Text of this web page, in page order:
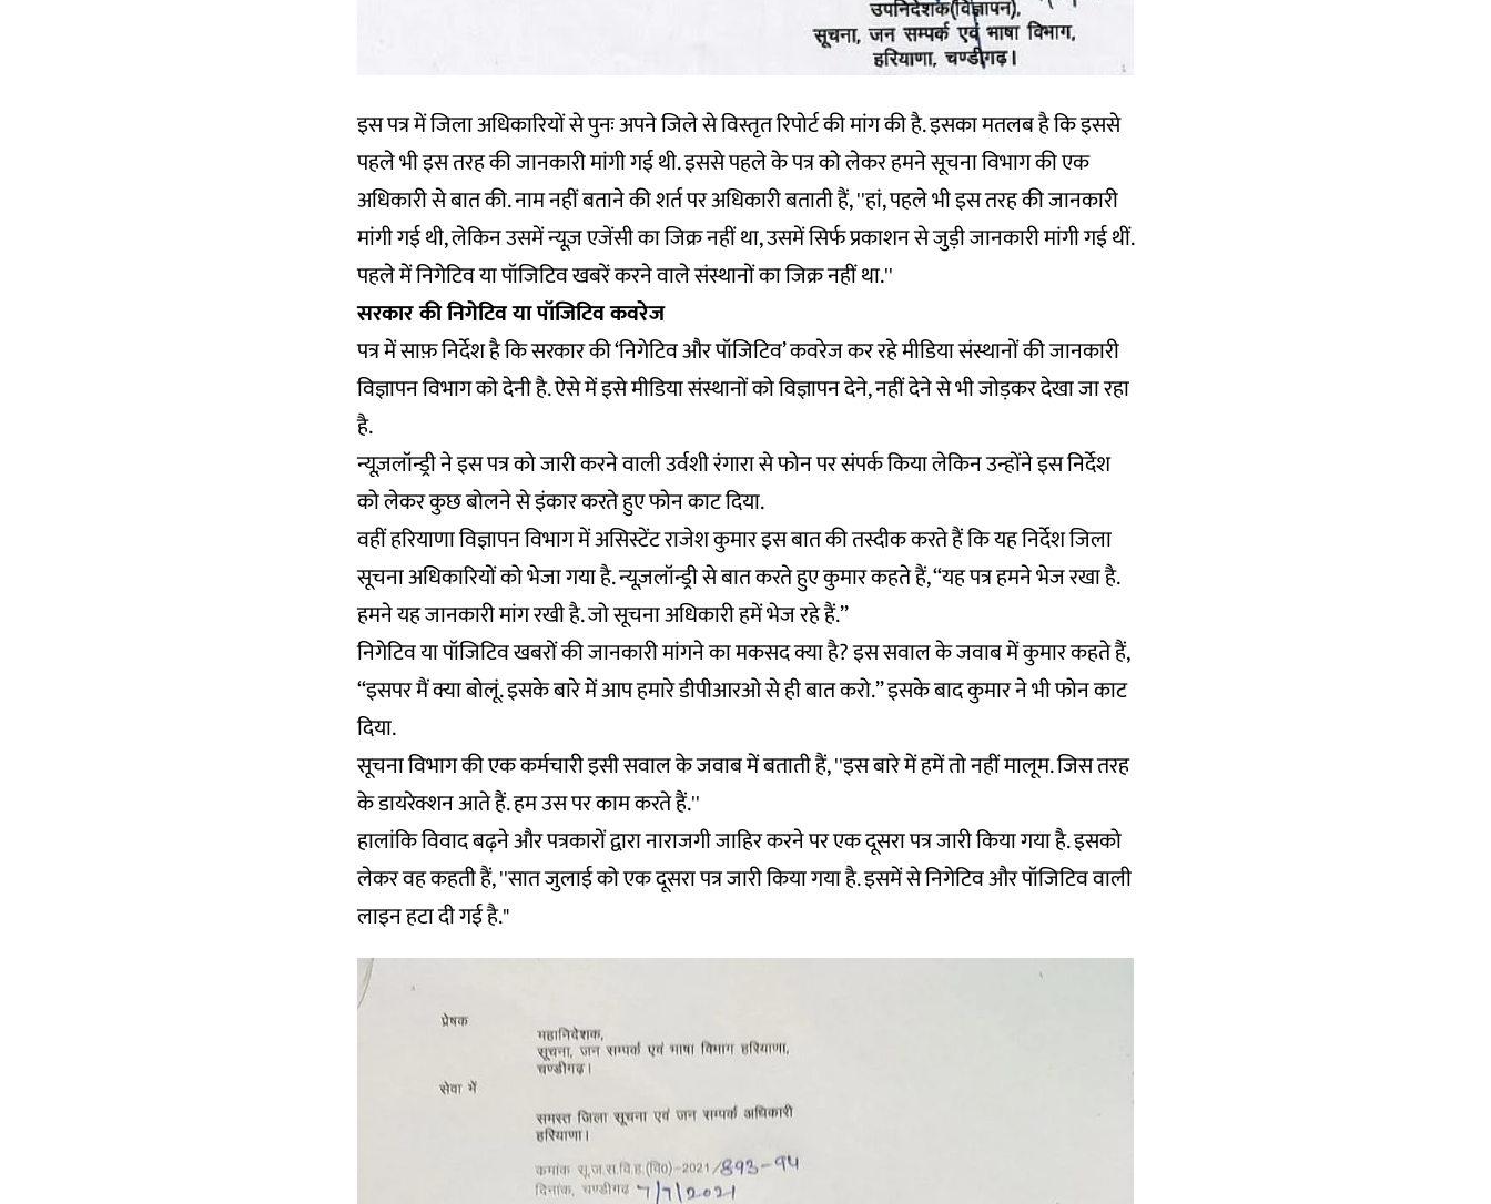
इस पत्र में जिला अधिकारियों से पुनः अपने जिले से विस्तृत रिपोर्ट की मांग की है. इसका मतलब है कि इससे
पहले भी इस तरह की जानकारी मांगी गई थी. इससे पहले के पत्र को लेकर हमने सूचना विभाग की एक
अधिकारी से बात की. नाम नहीं बताने की शर्त पर अधिकारी बताती हैं, ''हां, पहले भी इस तरह की जानकारी
मांगी गई थी, लेकिन उसमें न्यूज़ एजेंसी का जिक्र नहीं था, उसमें सिर्फ प्रकाशन से जुड़ी जानकारी मांगी गई थीं.
पहले में निगेटिव या पॉजिटिव खबरें करने वाले संस्थानों का जिक्र नहीं था.''
सरकार की निगेटिव या पॉजिटिव कवरेज
पत्र में साफ़ निर्देश है कि सरकार की ‘निगेटिव और पॉजिटिव’ कवरेज कर रहे मीडिया संस्थानों की जानकारी
विज्ञापन विभाग को देनी है. ऐसे में इसे मीडिया संस्थानों को विज्ञापन देने, नहीं देने से भी जोड़कर देखा जा रहा
है.
न्यूज़लॉन्ड्री ने इस पत्र को जारी करने वाली उर्वशी रंगारा से फोन पर संपर्क किया लेकिन उन्होंने इस निर्देश
को लेकर कुछ बोलने से इंकार करते हुए फोन काट दिया.
वहीं हरियाणा विज्ञापन विभाग में असिस्टेंट राजेश कुमार इस बात की तस्दीक करते हैं कि यह निर्देश जिला
सूचना अधिकारियों को भेजा गया है. न्यूज़लॉन्ड्री से बात करते हुए कुमार कहते हैं, ‘‘यह पत्र हमने भेज रखा है.
हमने यह जानकारी मांग रखी है. जो सूचना अधिकारी हमें भेज रहे हैं.’’
निगेटिव या पॉजिटिव खबरों की जानकारी मांगने का मकसद क्या है? इस सवाल के जवाब में कुमार कहते हैं,
‘‘इसपर मैं क्या बोलूं. इसके बारे में आप हमारे डीपीआरओ से ही बात करो.’’ इसके बाद कुमार ने भी फोन काट
दिया.
सूचना विभाग की एक कर्मचारी इसी सवाल के जवाब में बताती हैं, ''इस बारे में हमें तो नहीं मालूम. जिस तरह
के डायरेक्शन आते हैं. हम उस पर काम करते हैं.''
हालांकि विवाद बढ़ने और पत्रकारों द्वारा नाराजगी जाहिर करने पर एक दूसरा पत्र जारी किया गया है. इसको
लेकर वह कहती हैं, ''सात जुलाई को एक दूसरा पत्र जारी किया गया है. इसमें से निगेटिव और पॉजिटिव वाली
लाइन हटा दी गई है."